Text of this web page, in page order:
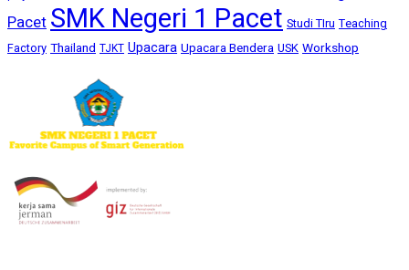
PacetSMK Negeri 1 Pacet Studi TIru Teaching
Factory Thailand TJKT Upacara Upacara Bendera USK Workshop